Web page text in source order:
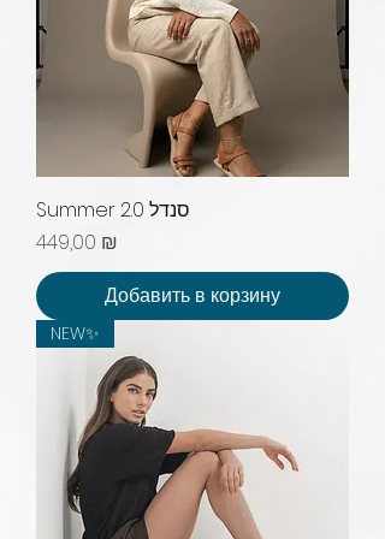
Summer 2.0 סנדל
Цена
449,00 ₪
Добавить в корзину
NEW✨